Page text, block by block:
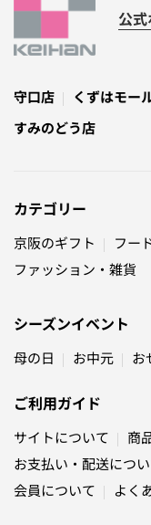
公
守口店 くずはモー
すみのどう店
カテゴリー
京阪のギフト フー
ファッション・雑貨
シーズンイベント
母の日 お中元 お
ご利用ガイド
サイトについて 商
お支払い・配送につ
会員について
よく